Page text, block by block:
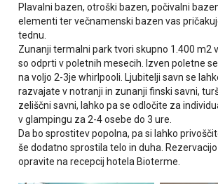
Plavalni bazen, otroški bazen, počivalni
elementi ter večnamenski bazen vas
tednu.
Zunanji termalni park tvori skupno 1.400 m2
so odprti v poletnih mesecih. Izven poletne
na voljo 2-3je whirlpooli. Ljubitelji savn se
razvajate v notranji in zunanji finski savni,
zeliščni savni, lahko pa se odločite za
v glampingu za 2-4 osebe do 3 ure.
Da bo sprostitev popolna, pa si lahko
še dodatno sprostila telo in duha.
opravite na recepcij hotela Bioterme.